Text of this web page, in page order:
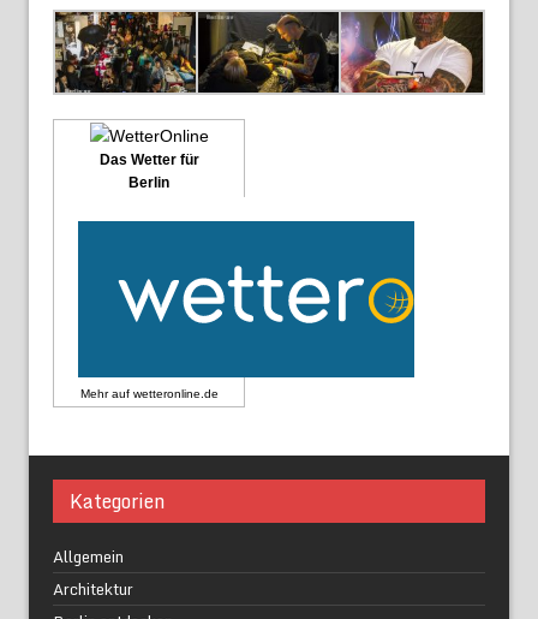
Das Wetter für
Berlin
Mehr auf wetteronline.de
Kategorien
Allgemein
Architektur